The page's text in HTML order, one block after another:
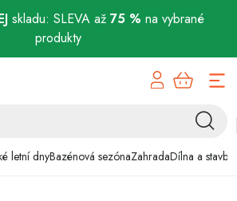
skladu: SLEVA až 75 % na vybrané
produkty
letní dnyBazénová sezónaZahradaDílna a stavba